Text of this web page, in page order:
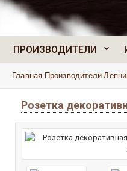
ПРОИЗВОДИТЕЛИ
Главная Производители
Розетка